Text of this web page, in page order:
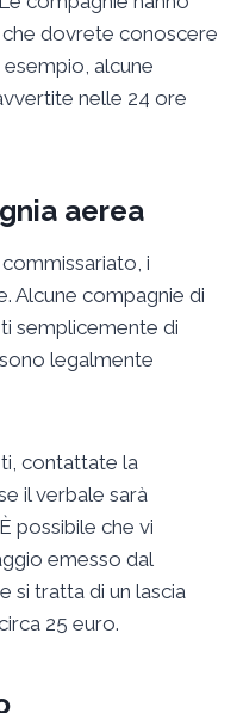
dovrete conoscere
alcune
nelle 24 ore
aerea
i
Alcune compagnie di
semplicemente di
legalmente
contattate la
il verbale sarà
possibile che vi
emesso dal
si tratta di un lascia
25 euro.